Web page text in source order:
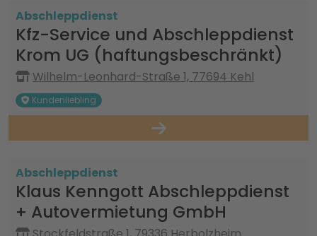
Abschleppdienst
Kfz-Service und Abschleppdienst
Krom UG (haftungsbeschränkt)
Wilhelm-Leonhard-Straße 1, 77694 Kehl
Kundenliebling
Abschleppdienst
Klaus Kenngott Abschleppdienst
+ Autovermietung GmbH